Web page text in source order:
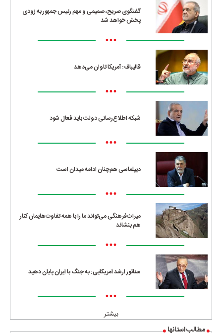
گفتگوی صریح، صمیمی و مهم رئیس جمهور به زودی
پخش خواهد شد
•••
قالیباف: آمریکا تاوان می‌دهد
•••
شبکه اطلاع‌رسانی دولت باید فعال شود
•••
دیپلماسی هم‌چنان ادامه میدان است
•••
میراث‌فرهنگی می‌تواند ما را با همه تفاوت‌هایمان کنار
هم بنشاند
•••
سناتور ارشد آمریکایی: به جنگ با ایران پایان دهید
•••
بیشتر
مطالب استانها